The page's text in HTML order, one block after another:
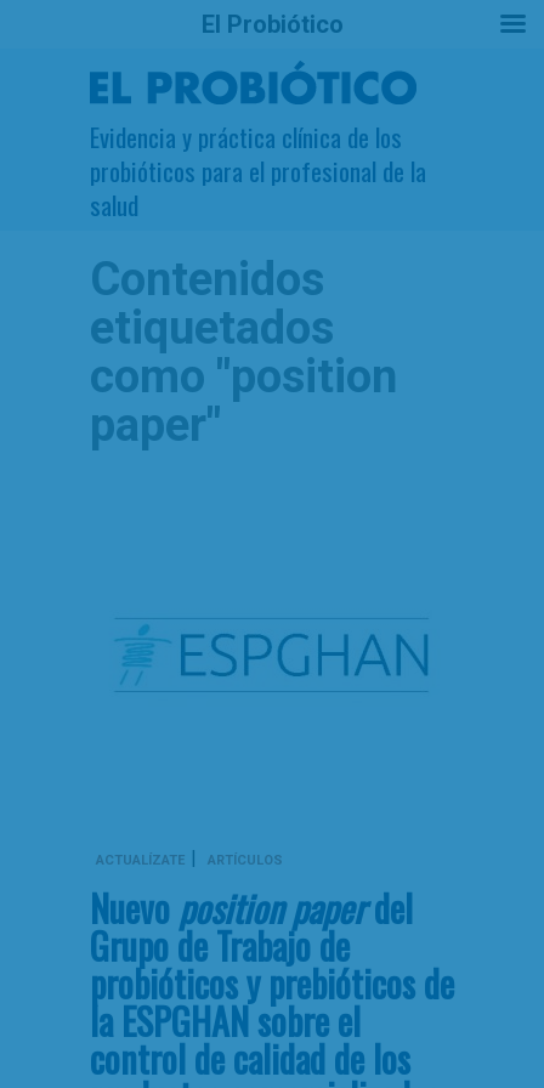
Evidencia y práctica clínica de los
probióticos para el profesional de la
salud
Contenidos
etiquetados
como "position
paper"
ACTUALÍZATE | ARTÍCULOS
Nuevo position paperdel
Grupo de Trabajo de
probióticos y prebióticos de
la ESPGHAN sobre el
control de calidad de los
El Probiótico